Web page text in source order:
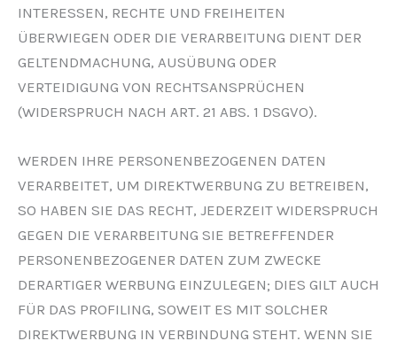
INTERESSEN, RECHTE UND FREIHEITEN
ÜBERWIEGEN ODER DIE VERARBEITUNG DIENT DER
GELTENDMACHUNG, AUSÜBUNG ODER
VERTEIDIGUNG VON RECHTSANSPRÜCHEN
(WIDERSPRUCH NACH ART. 21 ABS. 1 DSGVO).
WERDEN IHRE PERSONENBEZOGENEN DATEN
VERARBEITET, UM DIREKTWERBUNG ZU BETREIBEN,
SO HABEN SIE DAS RECHT, JEDERZEIT WIDERSPRUCH
GEGEN DIE VERARBEITUNG SIE BETREFFENDER
PERSONENBEZOGENER DATEN ZUM ZWECKE
DERARTIGER WERBUNG EINZULEGEN; DIES GILT AUCH
FÜR DAS PROFILING, SOWEIT ES MIT SOLCHER
DIREKTWERBUNG IN VERBINDUNG STEHT. WENN SIE